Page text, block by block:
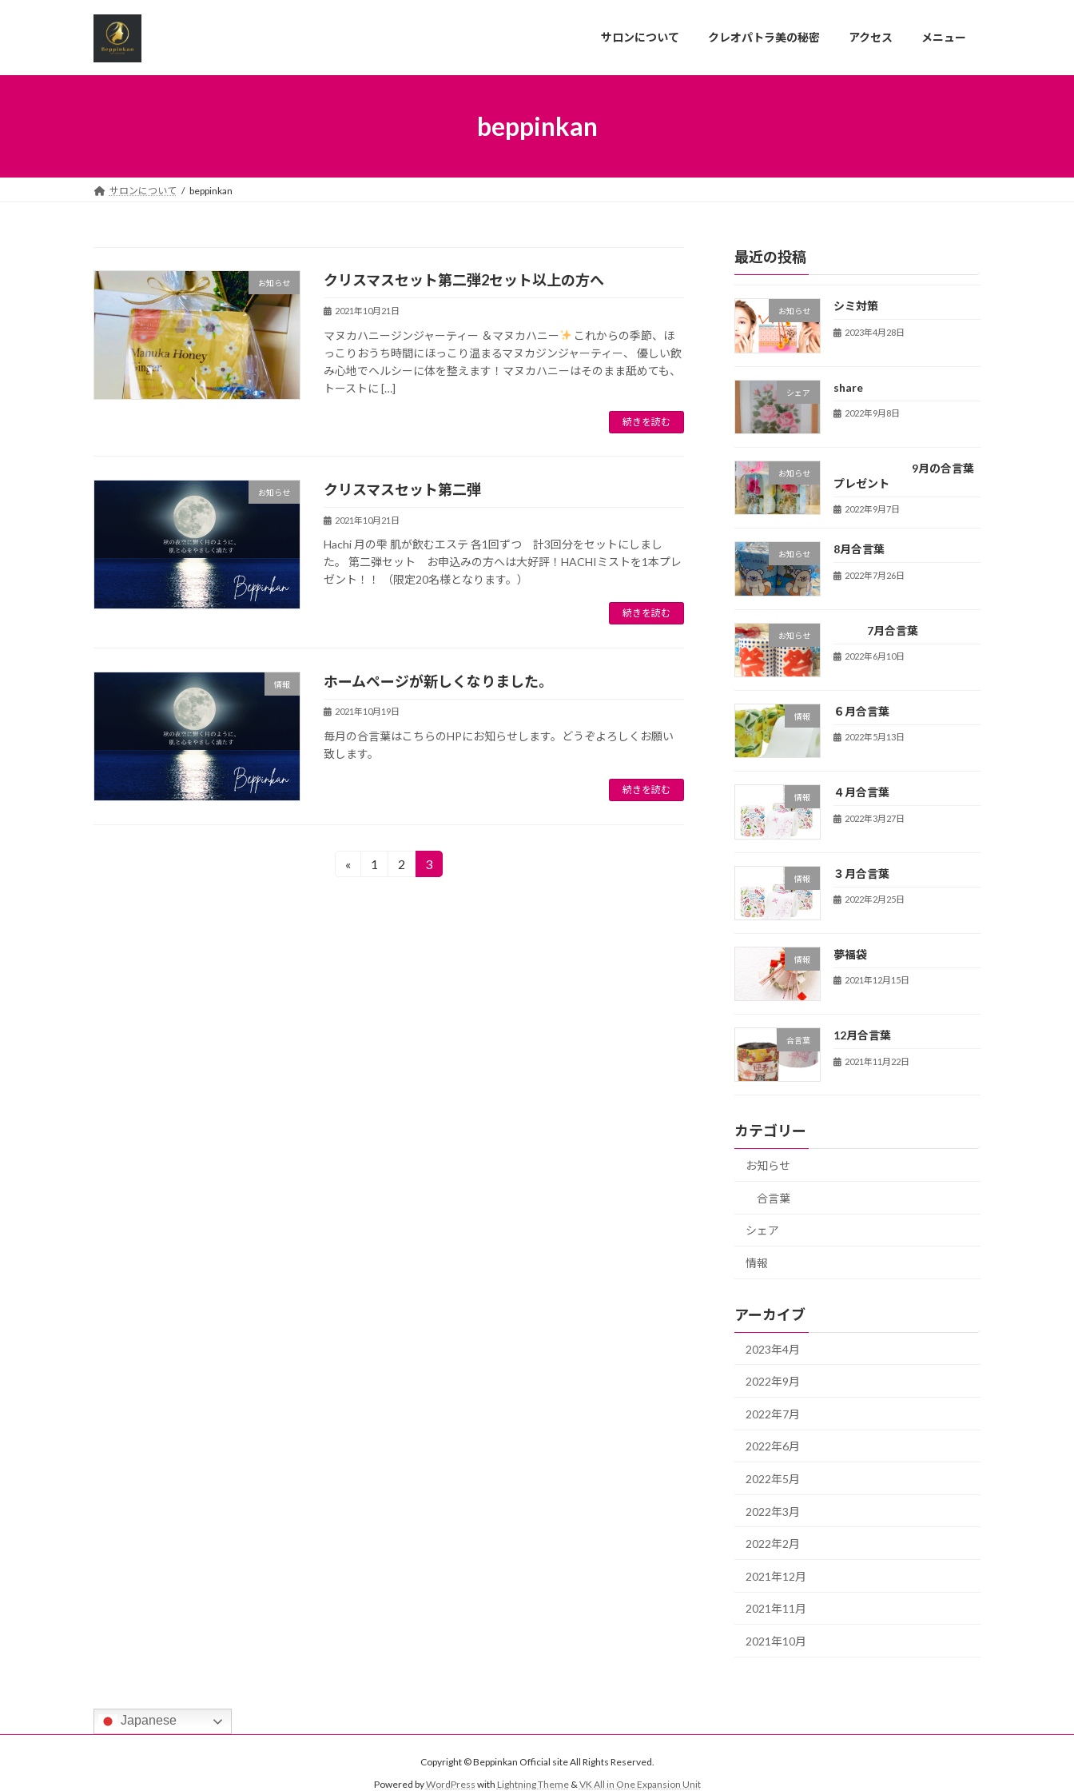
プ
動
サロンについて クレオパトラ美の秘密 アクセス メニュー
beppinkan
サロンについて beppinkan
お知らせ クリスマスセット第二弾2セット以上の方へ
2021年10月21日
マヌカハニージンジャーティー ＆マヌカハニー
これからの季節、ほ
っこりおうち時間にほっこり温まるマヌカジンジャーティー、 優しい飲
み心地でヘルシーに体を整えます！マヌカハニーはそのまま舐めても、
トーストに […]
続きを読む
お知らせ クリスマスセット第二弾
2021年10月21日
Hachi 月の雫 肌が飲むエステ 各1回ずつ 計3回分をセットにしまし
た。 第二弾セット お申込みの方へは大好評！HACHIミストを1本プレ
ゼント！！ （限定20名様となります。）
続きを読む
情報 ホームページが新しくなりました。
2021年10月19日
毎月の合言葉はこちらのHPにお知らせします。どうぞよろしくお願い
致します。
続きを読む
«
固
1
固
2
固
3
最近の投稿
お知らせ シミ対策
2023年4月28日
シェア share
2022年9月8日
お知らせ
9月の合言葉
プレゼント
2022年9月7日
お知らせ 8月合言葉
2022年7月26日
お知らせ 7月合言葉
2022年6月10日
情報 ６月合言葉
2022年5月13日
情報 ４月合言葉
2022年3月27日
情報 ３月合言葉
2022年2月25日
情報 夢福袋
2021年12月15日
合言葉 12月合言葉
2021年11月22日
カテゴリー
お知らせ
合言葉
シェア
情報
アーカイブ
2023年4月
2022年9月
2022年7月
2022年6月
2022年5月
2022年3月
2022年2月
2021年12月
2021年11月
2021年10月
Japanese
Copyright © Beppinkan Official site All Rights Reserved.
Powered byWordPress with Lightning Theme& VK All in One Expansion Unit